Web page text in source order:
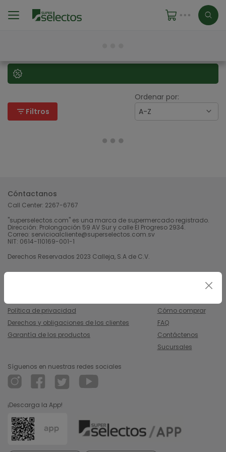
filter_list Filtros
Ordenar por:
A-Z
Cóntactanos
Call Center: 2267-6767
"superselectos.com" es una marca de supermercado registrado.
Dirección: Prolongación 59 AV Sur y calle El Progreso 2934.
Correo: servicioalcliente@superselectos.com.sv
NIT: 0614-110169-001-1
Derechos Reservados 2023 Calleja, S.A de C.V.
Política de privacidad
Derechos y obligaciones de los clientes
Garantía de los productos
Cómo comprar
FAQ
Contáctenos
Sucursales
Síguenos en nuestras redes sociales
¡Descarga la App!